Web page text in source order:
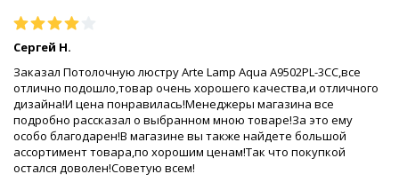
Сергей Н.
Заказал Потолочную люстру Arte Lamp Aqua A9502PL-3CC,все
отлично подошло,товар очень хорошего качества,и отличного
дизайна!И цена понравилась!Менеджеры магазина все
подробно рассказал о выбранном мною товаре!За это ему
особо благодарен!В магазине вы также найдете большой
ассортимент товара,по хорошим ценам!Так что покупкой
остался доволен!Советую всем!